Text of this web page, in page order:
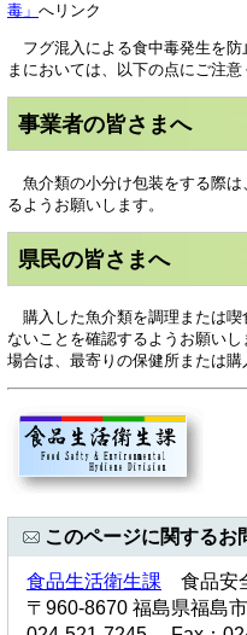
毒」 へリンク
フグ混入による食中毒発生を防
まにおいては、以下の点にご注意
事業者の皆さまへ
魚介類の小分け包装をする際は
るようお願いします。
県民の皆さまへ
購入した魚介類を調理または喫
ないことを確認するようお願い
場合は、最寄りの保健所または購
このページに関するお
食品生活衛生課 食品安
〒960-8670 福島県福島